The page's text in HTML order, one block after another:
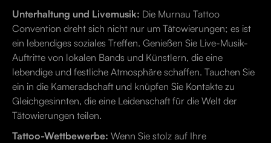
Unterhaltung und Livemusik: Die Murnau Tattoo
Convention dreht sich nicht nur um Tätowierungen; es ist
ein lebendiges soziales Treffen. Genießen Sie Live-Musik-
Auftritte von lokalen Bands und Künstlern, die eine
lebendige und festliche Atmosphäre schaffen. Tauchen Sie
ein in die Kameradschaft und knüpfen Sie Kontakte zu
Gleichgesinnten, die eine Leidenschaft für die Welt der
Tätowierungen teilen.
Tattoo-Wettbewerbe: Wenn Sie stolz auf Ihre